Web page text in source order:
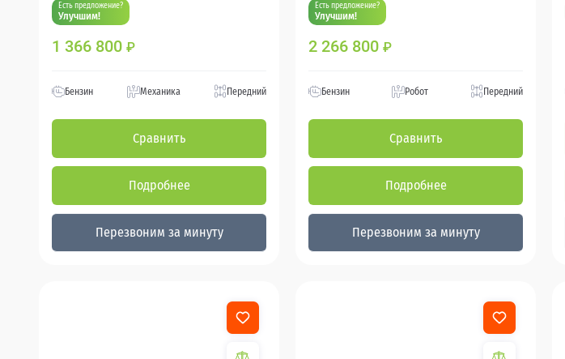
Есть предложение?
Улучшим!
1 366 800 ₽
Бензин Механика Передний
Сравнить
Подробнее
Перезвоним за минуту
Есть предложение?
Улучшим!
2 266 800 ₽
Бензин Робот Передний
Сравнить
Подробнее
Перезвоним за минуту